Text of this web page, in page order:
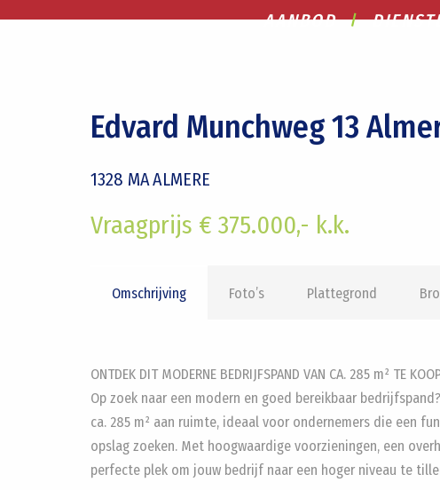
AANBOD
Edvard Munchweg 13
1328 MAALMERE
Vraagprijs € 375.000,- k.k.
Omschrijving Foto’s Plattegrond
ONTDEK DIT MODERNE BEDRIJFSPAND VAN CA. 285 m² TE
Op zoek naar een modern en goed bereikbaar
ca. 285 m² aan ruimte, ideaal voor ondernemers die een
opslag zoeken. Met hoogwaardige voorzieningen, een
perfecte plek om jouw bedrijf naar een hoger niveau te